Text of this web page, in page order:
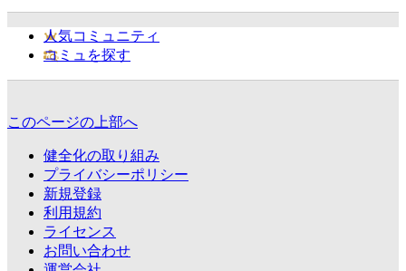
人気コミュニティ
コミュを探す
このページの上部へ
健全化の取り組み
プライバシーポリシー
新規登録
利用規約
ライセンス
お問い合わせ